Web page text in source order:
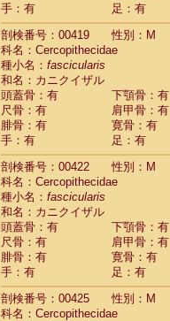
手：有
足：有
剖検番号：00419
性別：M
科名：Cercopithecidae
種小名： fascicularis
和名：カニクイザル
頭蓋骨：有
下顎骨：有
尺骨：有
肩甲骨：有
腓骨：有
寛骨：有
手：有
足：有
剖検番号：00422
性別：M
科名：Cercopithecidae
種小名： fascicularis
和名：カニクイザル
頭蓋骨：有
下顎骨：有
尺骨：有
肩甲骨：有
腓骨：有
寛骨：有
手：有
足：有
剖検番号：00425
性別：M
科名：Cercopithecidae